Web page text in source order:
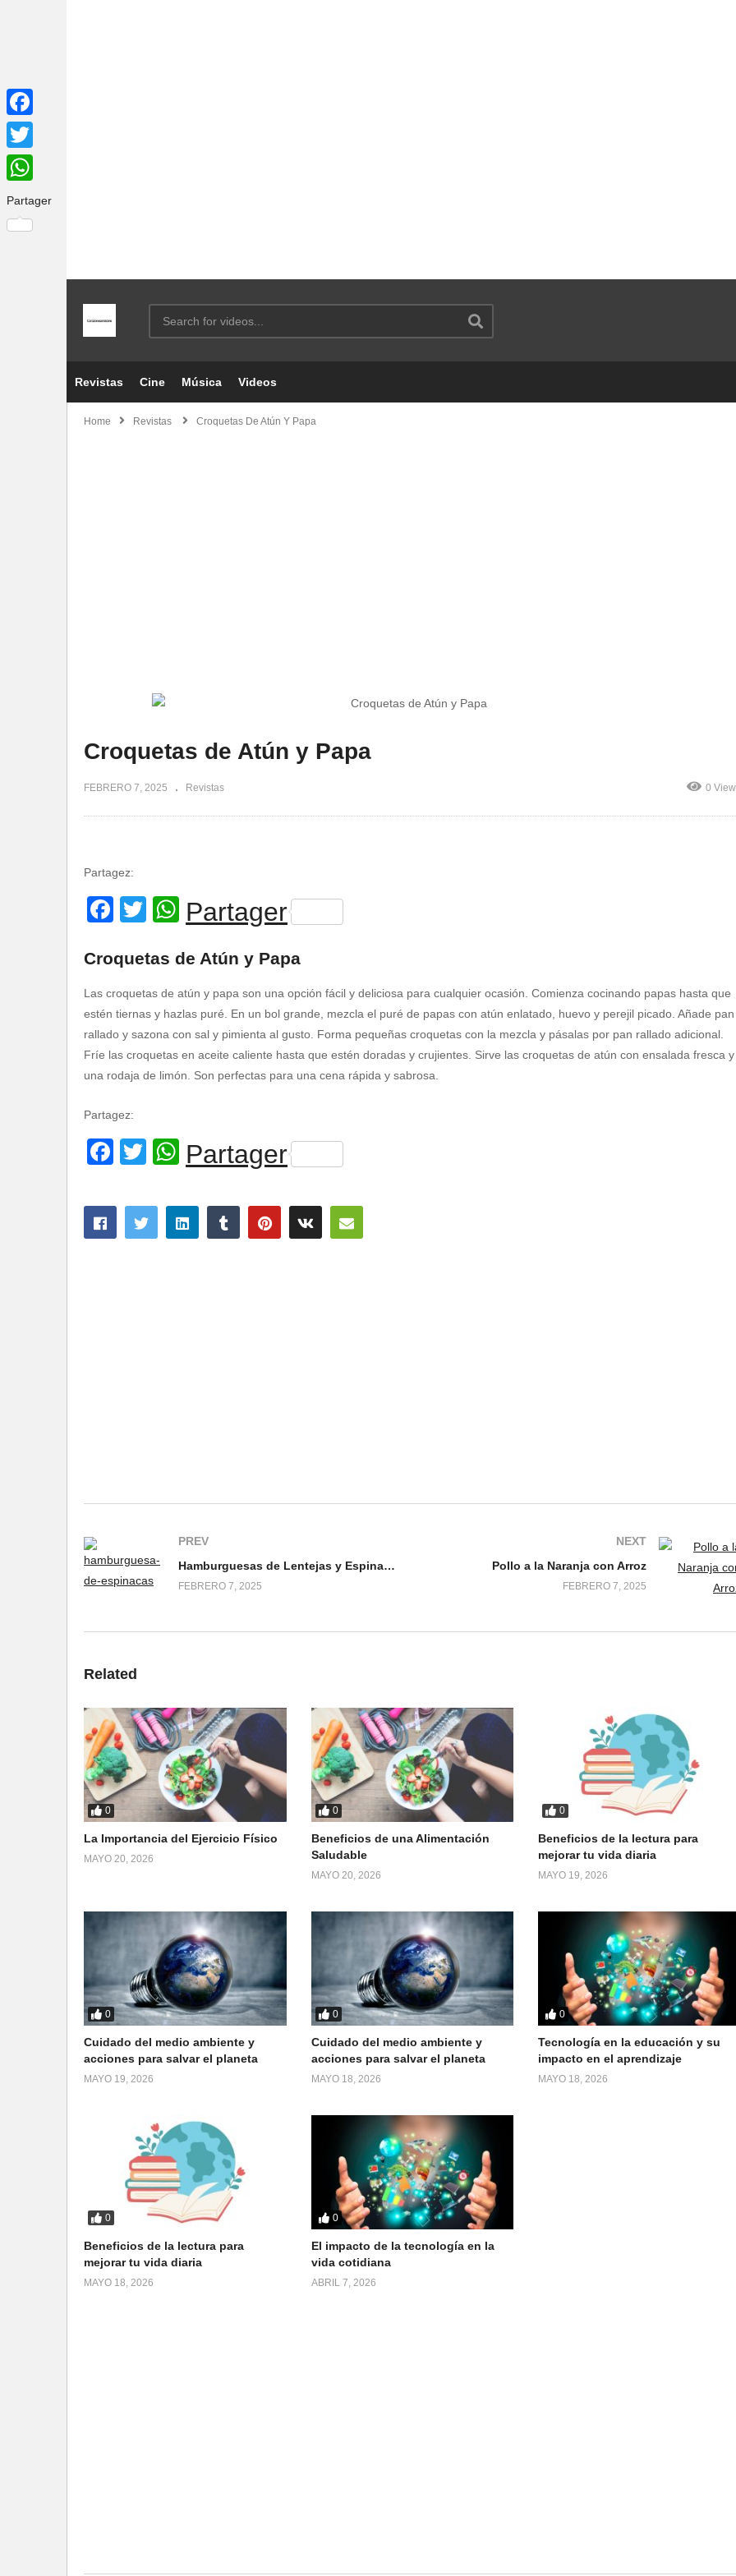
Revistas Cine Música Videos
Home Revistas Croquetas De Atún Y Papa
Croquetas de Atún y Papa
FEBRERO 7, 2025 Revistas 0
Partagez:
Facebook
Twitter
WhatsApp
Partager
Croquetas de Atún y Papa
Las croquetas de atún y papa son una opción fácil y deliciosa para cualquier ocasión. Comienza cocinando papas hasta que
estén tiernas y hazlas puré. En un bol grande, mezcla el puré de papas con atún enlatado, huevo y perejil picado. Añade pan
rallado y sazona con sal y pimienta al gusto. Forma pequeñas croquetas con la mezcla y pásalas por pan rallado adicional.
Fríe las croquetas en aceite caliente hasta que estén doradas y crujientes. Sirve las croquetas de atún con ensalada fresca y
una rodaja de limón. Son perfectas para una cena rápida y sabrosa.
Partagez:
Facebook
Twitter
WhatsApp
Partager
PREV
Hamburguesas de Lentejas y Espinacas
FEBRERO 7, 2025
NEXT
Pollo a la Naranja con Arroz
FEBRERO 7, 2025
Related
0
La Importancia del Ejercicio Físico
MAYO 20, 2026
0
Beneficios de una Alimentación
Saludable
MAYO 20, 2026
0
Beneficios de la lectura para
mejorar tu vida diaria
MAYO 19, 2026
0
Cuidado del medio ambiente y
acciones para salvar el planeta
MAYO 19, 2026
0
Cuidado del medio ambiente y
acciones para salvar el planeta
MAYO 18, 2026
0
Tecnología en la educación y su
impacto en el aprendizaje
MAYO 18, 2026
0
Beneficios de la lectura para
mejorar tu vida diaria
MAYO 18, 2026
0
El impacto de la tecnología en la
vida cotidiana
ABRIL 7, 2026
Facebook
Twitter
WhatsApp
Partager